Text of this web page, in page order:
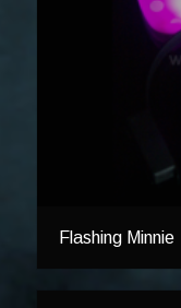
Flashing Minnie